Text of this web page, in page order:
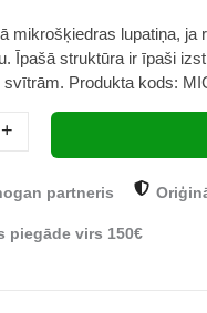
mikrošķiedras lupatiņa,
Īpašā struktūra ir īpaši
Produkta kods:
+
partneris
piegāde virs 150€